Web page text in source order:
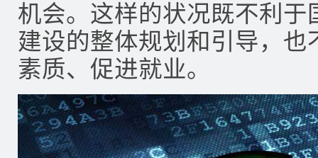
机会。这样的状况既不利
建设的整体规划和引导，
素质、促进就业。